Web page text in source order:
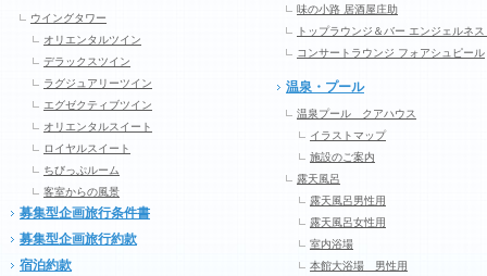
ウイングタワー
オリエンタルツイン
デラックスツイン
ラグジュアリーツイン
エグゼクティブツイン
オリエンタルスイート
ロイヤルスイート
ちびっぷルーム
客室からの風景
募集型企画旅行条件書
募集型企画旅行約款
宿泊約款
味の小路 居酒屋庄助
トップラウンジ＆バー エンジェルネス
コンサートラウンジ フォアシュピール
温泉・プール
温泉プール クアハウス
イラストマップ
施設のご案内
露天風呂
露天風呂男性用
露天風呂女性用
室内浴場
本館大浴場 男性用